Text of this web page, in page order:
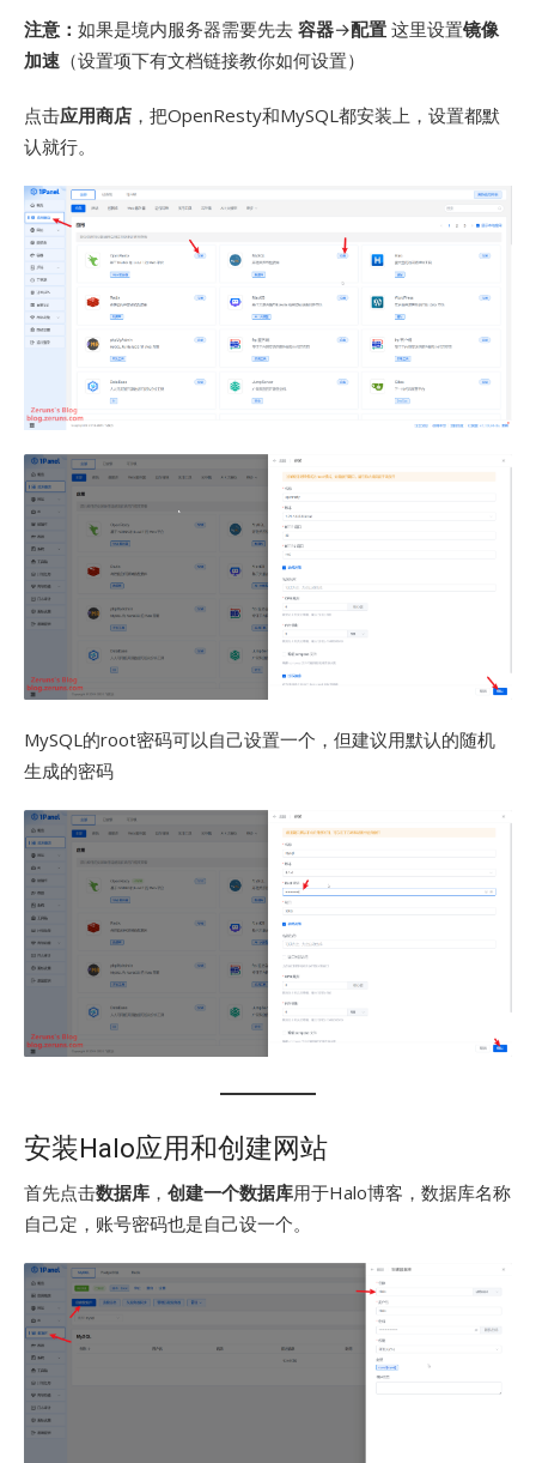
注意： 如果是境内服务器需要先去 容器→配置 这里设置镜像
加速 （设置项下有文档链接教你如何设置）
点击应用商店 ，把OpenResty和MySQL都安装上，设置都默
认就行。
MySQL的root密码可以自己设置一个，但建议用默认的随机
生成的密码
安装Halo应用和创建网站
首先点击数据库 ， 创建一个数据库用于Halo博客，数据库名称
自己定，账号密码也是自己设一个。